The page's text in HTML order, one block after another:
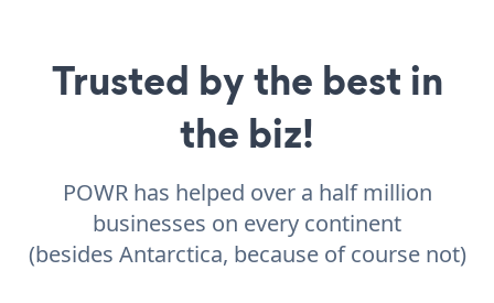
Trusted by the best in
the biz!
POWR has helped over a half million
businesses on every continent
(besides Antarctica, because of course not)